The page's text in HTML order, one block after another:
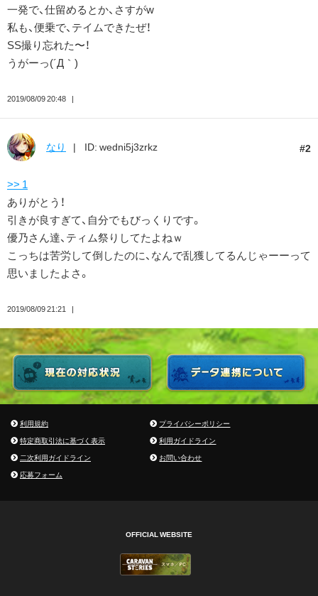
一発で、仕留めるとか、さすがw
私も、便乗で、テイムできたぜ！
SS撮り忘れた〜！
うがーっ(´Д｀)
2019/08/09 20:48
2
なり ID: wedni5j3zrkz
>> 1
ありがとう！
引きが良すぎて、自分でもびっくりです。
優乃さん達、ティム祭りしてたよねｗ
こっちは苦労して倒したのに、なんで乱獲してるんじゃーーって
思いましたよさ。
2019/08/09 21:21
利用規約
プライバシーポリシー
特定商取引法に基づく表示
利用ガイドライン
二次利用ガイドライン
お問い合わせ
応募フォーム
OFFICIAL WEBSITE